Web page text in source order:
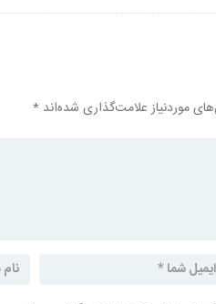
موردنیاز علامت‌گذاری شده‌اند *